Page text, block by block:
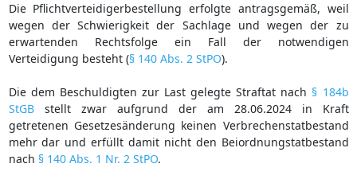
Die Pflichtverteidigerbestellung erfolgte antragsgemäß, weil
wegen der Schwierigkeit der Sachlage und wegen der zu
erwartenden Rechtsfolge ein Fall der notwendigen
Verteidigung besteht (§ 140 Abs. 2 StPO).
Die dem Beschuldigten zur Last gelegte Straftat nach § 184b
StGBstellt zwar aufgrund der am 28.06.2024 in Kraft
getretenen Gesetzesänderung keinen Verbrechenstatbestand
mehr dar und erfüllt damit nicht den Beiordnungstatbestand
nach § 140 Abs. 1 Nr. 2 StPO.